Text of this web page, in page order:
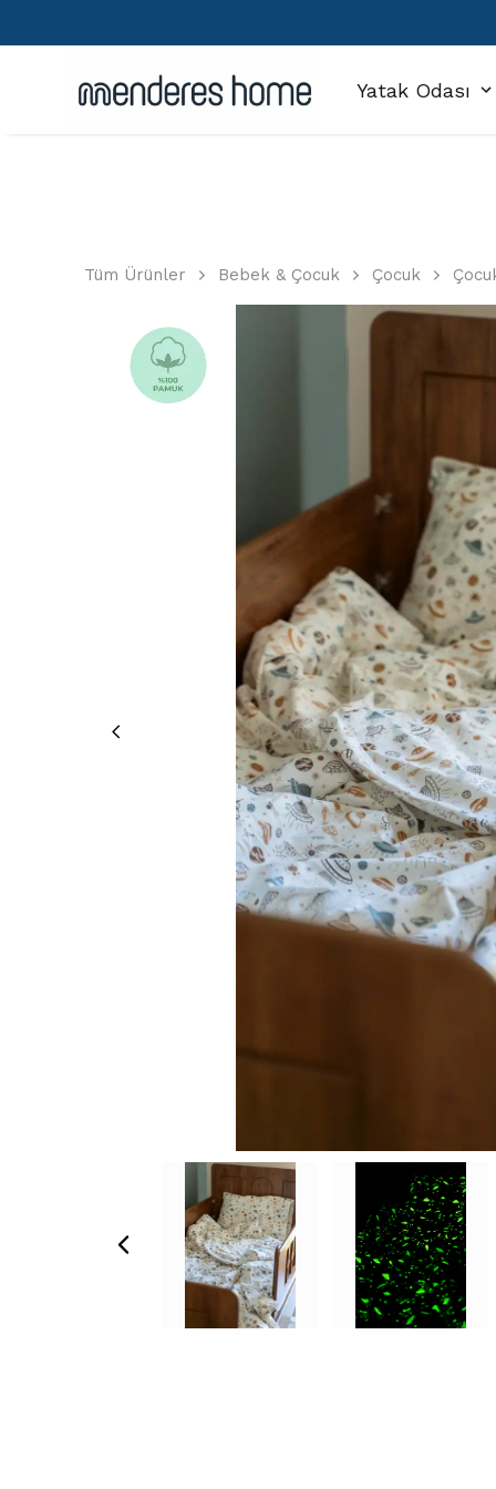
Yatak Odası
Tüm Ürünler Bebek & Çocuk Çocuk